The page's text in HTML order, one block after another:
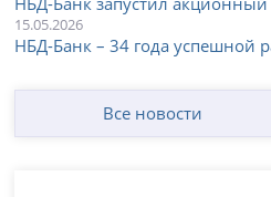
15.05.2026
НБД-Банк – 34 года успешной
Все новости